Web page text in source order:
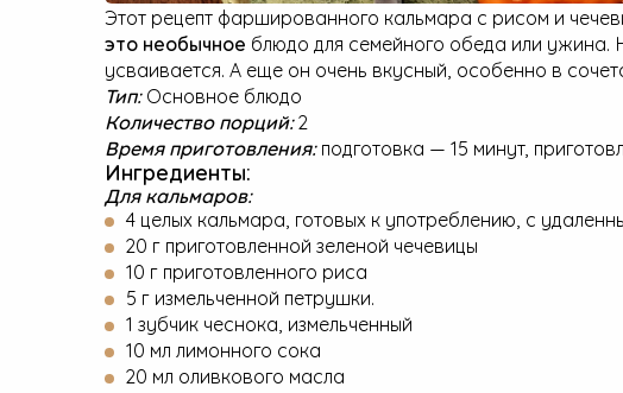
Этот рецепт фаршированного кальмара с рисом и
это необычное блюдо для семейного обеда или
усваивается. А еще он очень вкусный, особенно в
Тип:Основное блюдо
Количество порций:2
Время приготовления:подготовка — 15 минут,
Ингредиенты:
Для кальмаров:
4 целых кальмара, готовых к употреблению, с
20 г приготовленной зеленой чечевицы
10 г приготовленного риса
5 г измельченной петрушки.
1 зубчик чеснока, измельченный
10 мл лимонного сока
20 мл оливкового масла